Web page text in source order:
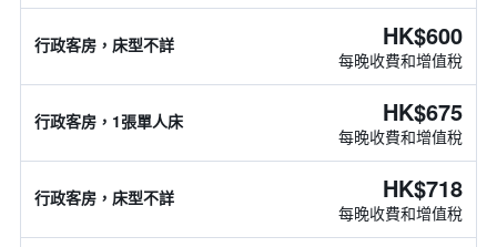
行政客房，床型不詳 HK$600
每晚收費和增值稅
行政客房，1張單人床 HK$675
每晚收費和增值稅
行政客房，床型不詳 HK$718
每晚收費和增值稅